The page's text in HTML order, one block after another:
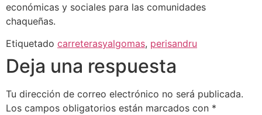
económicas y sociales para las comunidades
chaqueñas.
Etiquetado carreterasyalgomas, perisandru
Deja una respuesta
Tu dirección de correo electrónico no será publicada.
Los campos obligatorios están marcados con *